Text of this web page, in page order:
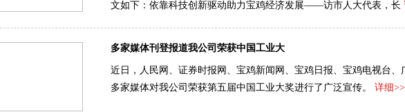
文如下：依靠科技创新驱动助力宝鸡经济发展——访市人大代表，长
多家媒体刊登报道我公司荣获中国工业大
近日，人民网、证券时报网、宝鸡新闻网、宝鸡日报、宝鸡电视台、
多家媒体对我公司荣获第五届中国工业大奖进行了广泛宣传。 详细>>